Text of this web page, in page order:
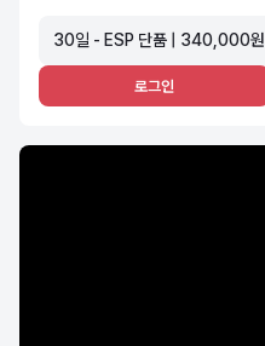
30일 - ESP 단품 | 340,000원
로그인